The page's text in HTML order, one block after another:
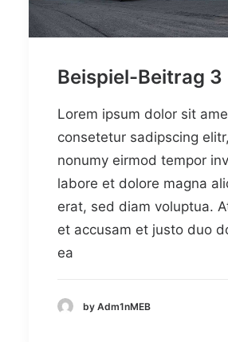
Beispiel-Beitrag 3
Lorem ipsum dolor sit
consetetur sadipscing
nonumy eirmod tempor
labore et dolore magna
erat, sed diam voluptua.
et accusam et justo duo
ea
by Adm1nMEB